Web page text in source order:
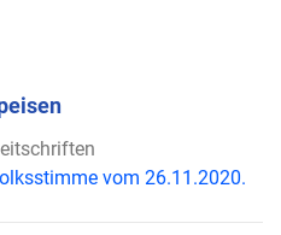
vom 26.11.2020.